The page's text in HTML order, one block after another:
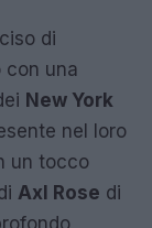
di
con una
New York
nel loro
un tocco
Axl Rose di